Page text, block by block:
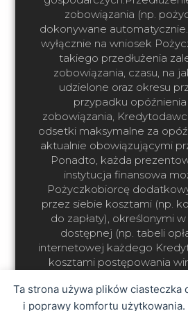
Ta strona używa plików ciasteczka
i poprawy komfortu użytkowania.
zobowiązania (np.
dokonywane
wyłącznie na wniosek
takiego przedłużenia
zobowiązania, czasu, na
udzielone oraz okresu
przypadku opóźnienia
zobowiązania,
odsetki maksymalne za
aktualnie obowiązującymi
Ponadto, każda
instytucja finansowa
Pożyczkobiorcę
przez siebie kosztami (np.
do zapłaty), określonymi
dostępnej (np. tabeli
internetowej każdego
kosztami postępowania
dotyczące dodatkowych
Kredytodawcy można